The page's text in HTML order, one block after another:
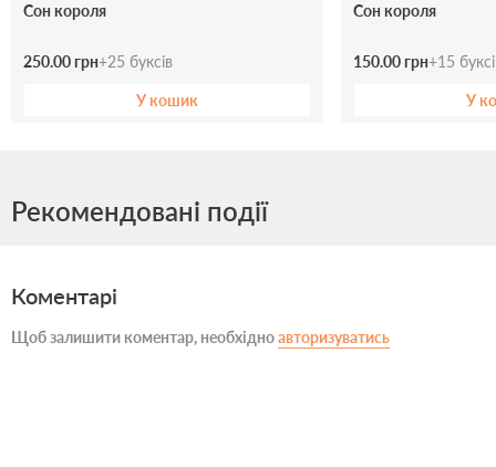
Сон короля
250.00 грн+25 буксів
У кошик
Сон короля
150.00 грн+15
У
Рекомендовані події
Коментарі
Щоб залишити коментар, необхідноавторизуватись